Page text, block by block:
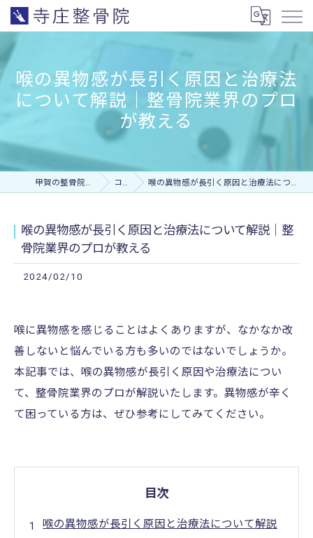
喉の異物感が長引く原因と治療法
について解説｜整骨院業界のプロ
が教える
甲賀の整骨院なら寺庄整骨院 コラム 喉の異物感が長引く原因と治療法について解説｜整骨院業界のプロが教える
喉の異物感が長引く原因と治療法について解説｜整
骨院業界のプロが教える
2024/02/10
喉に異物感を感じることはよくありますが、なかなか改
善しないと悩んでいる方も多いのではないでしょうか。
本記事では、喉の異物感が長引く原因や治療法につい
て、整骨院業界のプロが解説いたします。異物感が辛く
て困っている方は、ぜひ参考にしてみてください。
目次
喉の異物感が長引く原因と治療法について解説